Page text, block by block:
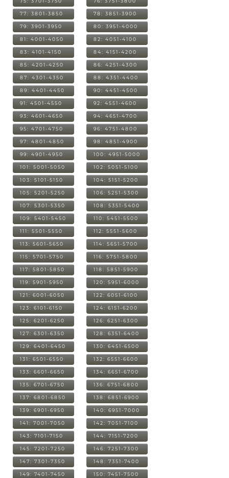
77: 3801-3850 78: 3851-3900
79: 3901-3950 80: 3951-4000
81: 4001-4050 82: 4051-4100
83: 4101-4150 84: 4151-4200
85: 4201-4250 86: 4251-4300
87: 4301-4350 88: 4351-4400
89: 4401-4450 90: 4451-4500
91: 4501-4550 92: 4551-4600
93: 4601-4650 94: 4651-4700
95: 4701-4750 96: 4751-4800
97: 4801-4850 98: 4851-4900
99: 4901-4950 100: 4951-5000
101: 5001-5050 102: 5051-5100
103: 5101-5150 104: 5151-5200
105: 5201-5250 106: 5251-5300
107: 5301-5350 108: 5351-5400
109: 5401-5450 110: 5451-5500
111: 5501-5550 112: 5551-5600
113: 5601-5650 114: 5651-5700
115: 5701-5750 116: 5751-5800
117: 5801-5850 118: 5851-5900
119: 5901-5950 120: 5951-6000
121: 6001-6050 122: 6051-6100
123: 6101-6150 124: 6151-6200
125: 6201-6250 126: 6251-6300
127: 6301-6350 128: 6351-6400
129: 6401-6450 130: 6451-6500
131: 6501-6550 132: 6551-6600
133: 6601-6650 134: 6651-6700
135: 6701-6750 136: 6751-6800
137: 6801-6850 138: 6851-6900
139: 6901-6950 140: 6951-7000
141: 7001-7050 142: 7051-7100
143: 7101-7150 144: 7151-7200
145: 7201-7250 146: 7251-7300
147: 7301-7350 148: 7351-7400
149: 7401-7450 150: 7451-7500